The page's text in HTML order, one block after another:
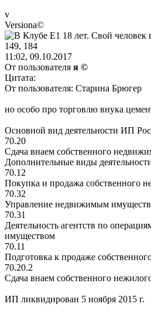
v
Versiona©
11:02, 09.10.2017
От пользователя я ©
Цитата:
От пользователя: Старина Брюгер
но особо про торговлю внука
Основной вид деятельности ИП
70.20
Сдача внаем собственного
Дополнительные виды
70.12
Покупка и продажа собственного
70.32
Управление недвижимым
70.31
Деятельность агентств по
имуществом
70.11
Подготовка к продаже
70.20.2
Сдача внаем собственного
ИП ликвидирован 5 ноября 2015 г.